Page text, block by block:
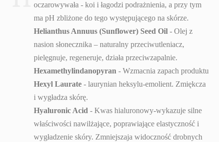
oczarowywała - koi i łagodzi podrażnienia, a przy tym
ma pH zbliżone do tego występującego na skórze.
Helianthus Annuus (Sunflower) Seed Oil - Olej z
nasion słonecznika – naturalny przeciwutleniacz,
pielęgnuje, regeneruje, działa przeciwzapalnie.
Hexamethylindanopyran - Wzmacnia zapach produktu
Hexyl Laurate - laurynian heksylu-emolient. Zmiękcza
i wygładza skórę.
Hyaluronic Acid - Kwas hialuronowy-wykazuje silne
właściwości nawilżające, poprawiające elastyczność i
wygładzenie skóry. Zmniejszaja widoczność drobnych